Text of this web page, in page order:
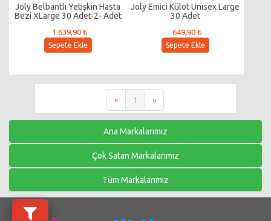
Joly Belbantlı Yetişkin Hasta
Bezi XLarge 30 Adet-2- Adet
1.639,90 ₺
Sepete Ekle
Joly Emici Külot Unısex Large
30 Adet
649,90 ₺
Sepete Ekle
« 1 »
Ana Markalarımız
Çok Satan Markalarımız
Tüm Markalarımız